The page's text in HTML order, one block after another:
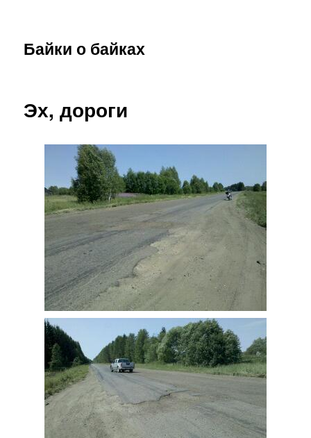
Байки о байках
Эх, дороги